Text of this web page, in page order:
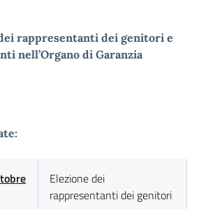
rappresentanti dei genitori e
nell’Organo di Garanzia
Elezione dei
rappresentanti dei genitori